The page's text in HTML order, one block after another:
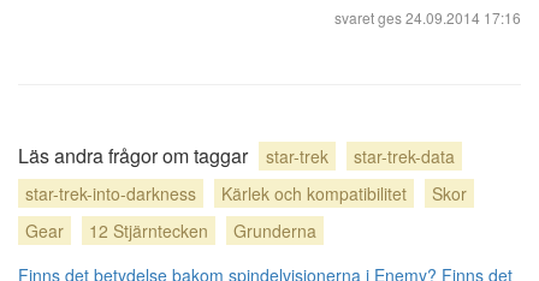
svaret ges24.09.2014 17:16
Läs andra frågor om taggar star-trek
star-trek-data
star-trek-into-darkness
Kärlek och kompatibilitet
Skor
Gear
12 Stjärntecken
Grunderna
Finns det betydelse bakom spindelvisionerna i Enemy? Finns det